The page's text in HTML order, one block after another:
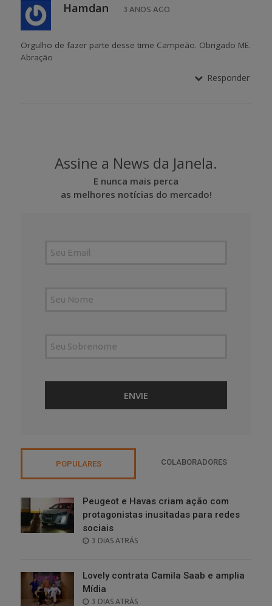
Hamdan 3 ANOS AGO
Orgulho de fazer parte desse time Campeão. Obrigado ME.
Abração
Responder
Assine a News da Janela.
E nunca mais perca
as melhores notícias do mercado!
POPULARES COLABORADORES
Peugeot e Havas criam ação com
protagonistas inusitadas para redes
sociais
POSTED
3 DIAS ATRÁS
Lovely contrata Camila Saab e amplia
Mídia
POSTED
3 DIAS ATRÁS